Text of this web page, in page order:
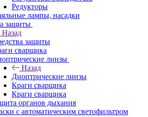
Редукторы
лампы, насадки
защиты
Назад
защиты
сварщика
линзы
Назад
Диоптрические линзы
Краги сварщика
Краги сварщика
органов дыхания
с автоматическим светофильтром